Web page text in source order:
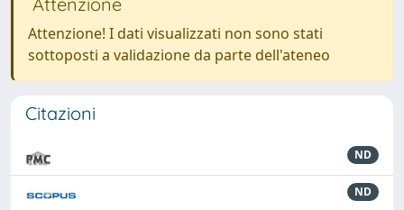
Attenzione! I dati visualizzati non sono stati
sottoposti a validazione da parte dell'ateneo
Citazioni
ND
ND